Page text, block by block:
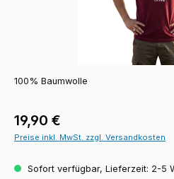
100% Baumwolle
Regulärer Preis:
19,90 €
Preise inkl. MwSt. zzgl. Versandkosten
Sofort verfügbar, Lieferzeit: 2-5